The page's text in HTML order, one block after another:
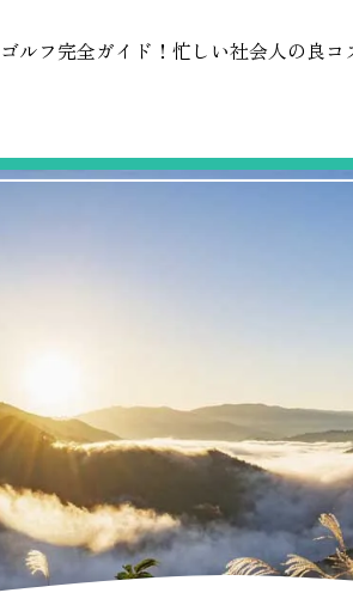
ルフ完全ガイド！忙しい社会人の良